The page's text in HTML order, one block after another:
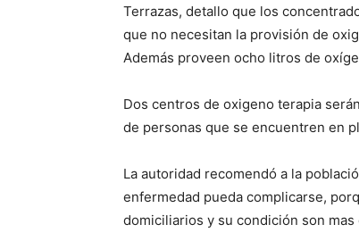
Terrazas, detallo que los
que no necesitan la provisión de
Además proveen ocho litros de
Dos centros de oxigeno terapia
de personas que se encuentren en
La autoridad recomendó a la
enfermedad pueda complicarse,
domiciliarios y su condición son mas